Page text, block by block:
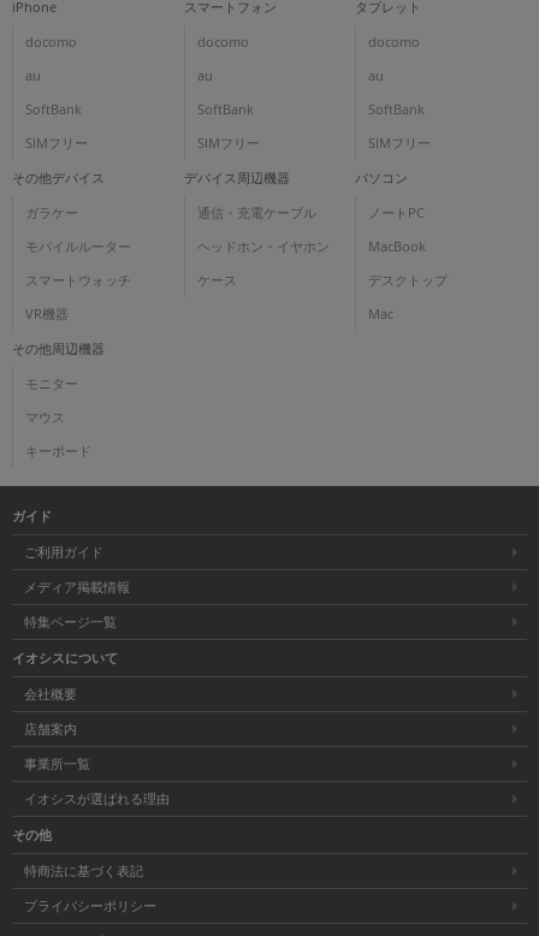
iPhone
docomo
au
SoftBank
SIMフリー
スマートフォン
docomo
au
SoftBank
SIMフリー
タブレット
docomo
au
SoftBank
SIMフリー
その他デバイス
ガラケー
モバイルルーター
スマートウォッチ
VR機器
デバイス周辺機器
通信・充電ケーブル
ヘッドホン・イヤホン
ケース
パソコン
ノートPC
MacBook
デスクトップ
Mac
その他周辺機器
モニター
マウス
キーボード
ガイド
ご利用ガイド
メディア掲載情報
特集ページ一覧
イオシスについて
会社概要
店舗案内
事業所一覧
イオシスが選ばれる理由
その他
特商法に基づく表記
プライバシーポリシー